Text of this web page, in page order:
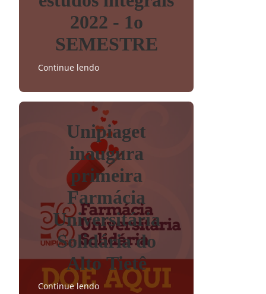
2022 - 1o
SEMESTRE
Continue lendo
Unipiaget
inaugura
primeira
Farmácia
Universitária
Solidária do
Alto Tietê
Continue lendo